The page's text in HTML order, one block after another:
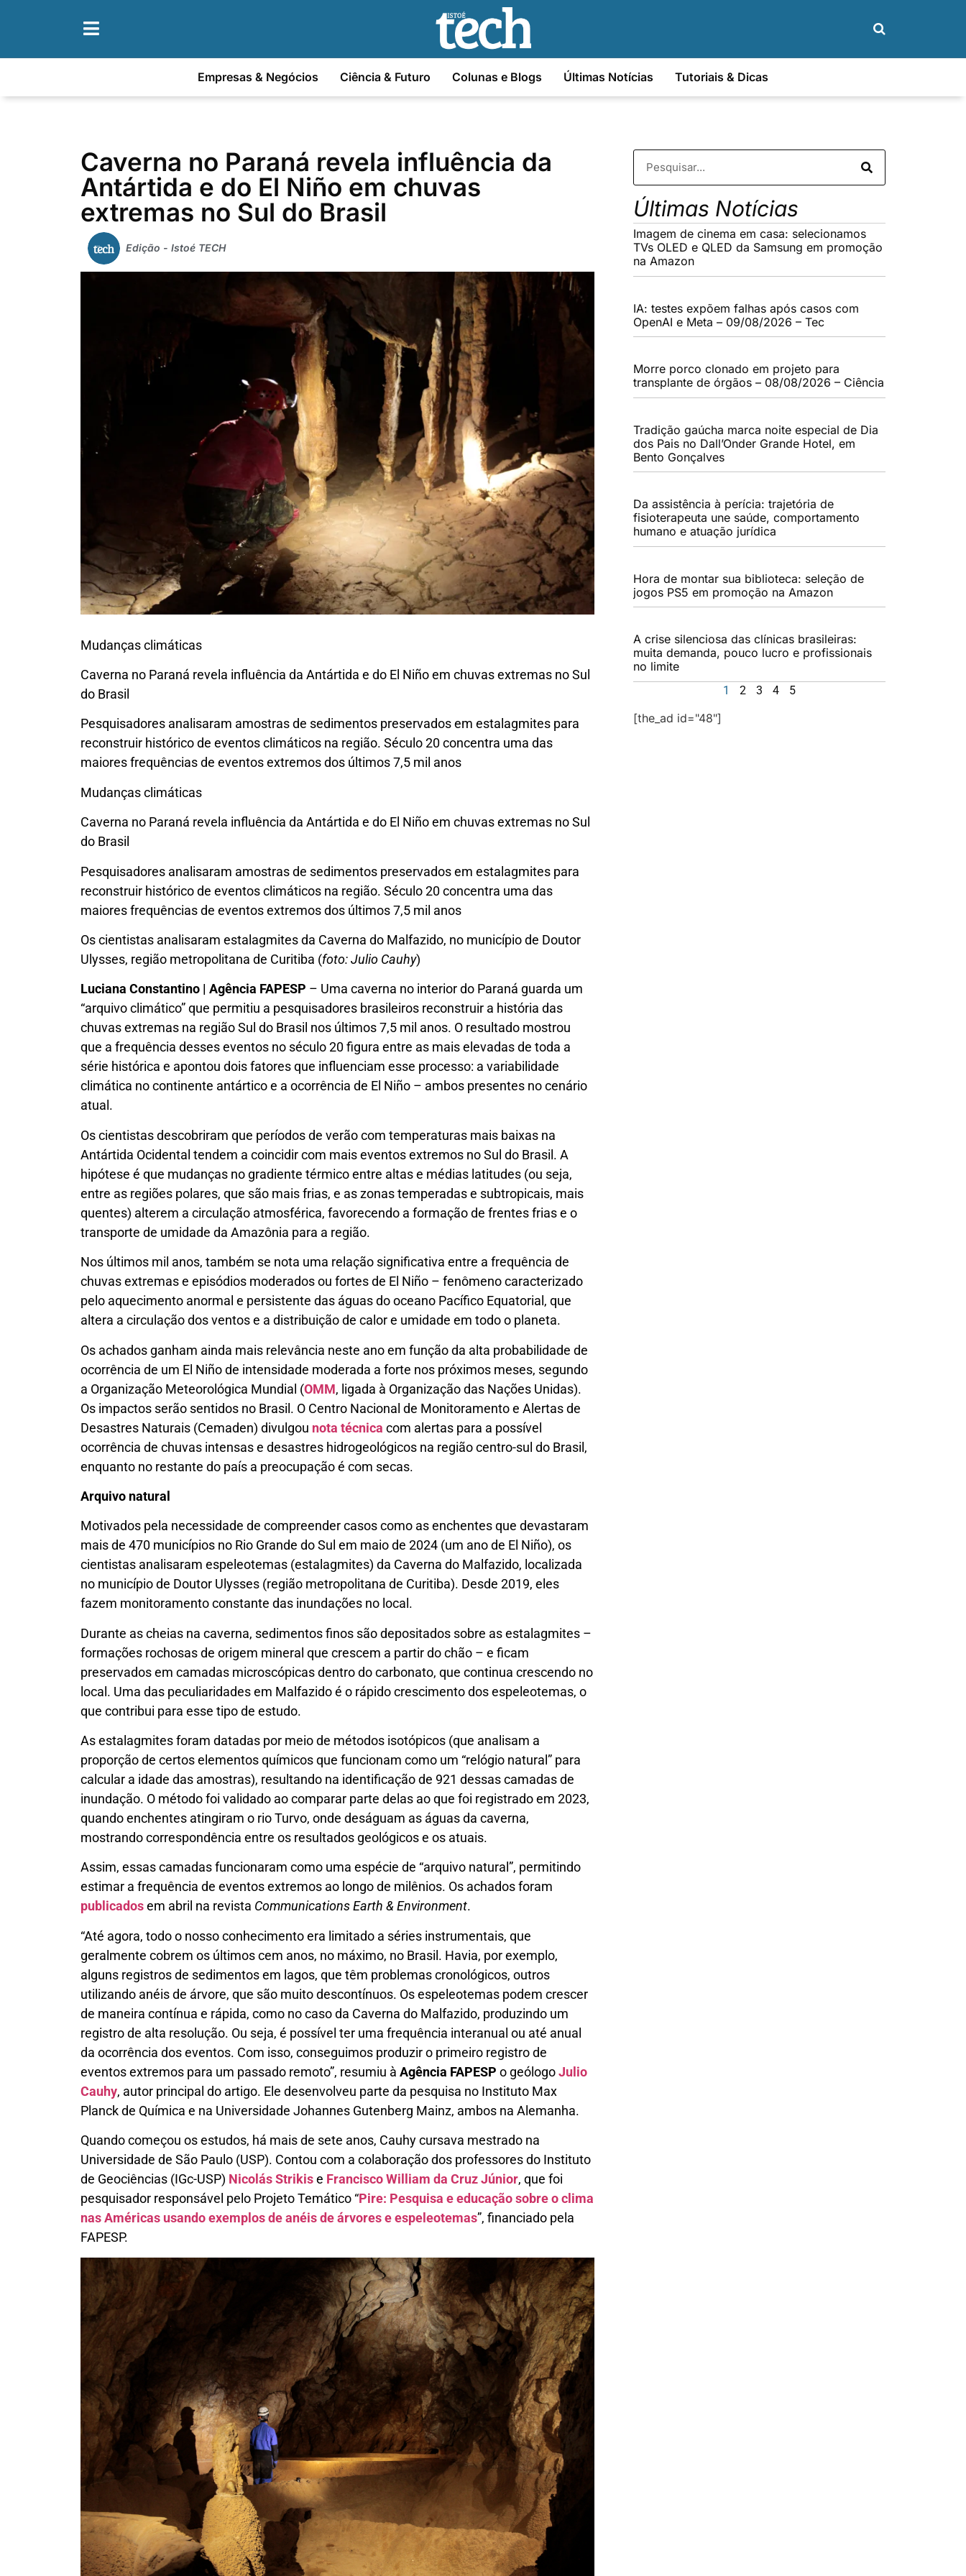
Empresas & Negócios Ciência & Futuro Colunas e Blogs Últimas Notícias Tutoriais & Dicas
Caverna no Paraná revela influência da
Antártida e do El Niño em chuvas
extremas no Sul do Brasil
Edição - Istoé TECH
Mudanças climáticas
Caverna no Paraná revela influência da Antártida e do El Niño em chuvas extremas no Sul
do Brasil
Pesquisadores analisaram amostras de sedimentos preservados em estalagmites para
reconstruir histórico de eventos climáticos na região. Século 20 concentra uma das
maiores frequências de eventos extremos dos últimos 7,5 mil anos
Mudanças climáticas
Caverna no Paraná revela influência da Antártida e do El Niño em chuvas extremas no Sul
do Brasil
Pesquisadores analisaram amostras de sedimentos preservados em estalagmites para
reconstruir histórico de eventos climáticos na região. Século 20 concentra uma das
maiores frequências de eventos extremos dos últimos 7,5 mil anos
Os cientistas analisaram estalagmites da Caverna do Malfazido, no município de Doutor
Ulysses, região metropolitana de Curitiba (foto: Julio Cauhy)
Luciana Constantino | Agência FAPESP – Uma caverna no interior do Paraná guarda um
“arquivo climático” que permitiu a pesquisadores brasileiros reconstruir a história das
chuvas extremas na região Sul do Brasil nos últimos 7,5 mil anos. O resultado mostrou
que a frequência desses eventos no século 20 figura entre as mais elevadas de toda a
série histórica e apontou dois fatores que influenciam esse processo: a variabilidade
climática no continente antártico e a ocorrência de El Niño – ambos presentes no cenário
atual.
Os cientistas descobriram que períodos de verão com temperaturas mais baixas na
Antártida Ocidental tendem a coincidir com mais eventos extremos no Sul do Brasil. A
hipótese é que mudanças no gradiente térmico entre altas e médias latitudes (ou seja,
entre as regiões polares, que são mais frias, e as zonas temperadas e subtropicais, mais
quentes) alterem a circulação atmosférica, favorecendo a formação de frentes frias e o
transporte de umidade da Amazônia para a região.
Nos últimos mil anos, também se nota uma relação significativa entre a frequência de
chuvas extremas e episódios moderados ou fortes de El Niño – fenômeno caracterizado
pelo aquecimento anormal e persistente das águas do oceano Pacífico Equatorial, que
altera a circulação dos ventos e a distribuição de calor e umidade em todo o planeta.
Os achados ganham ainda mais relevância neste ano em função da alta probabilidade de
ocorrência de um El Niño de intensidade moderada a forte nos próximos meses, segundo
a Organização Meteorológica Mundial (OMM, ligada à Organização das Nações Unidas).
Os impactos serão sentidos no Brasil. O Centro Nacional de Monitoramento e Alertas de
Desastres Naturais (Cemaden) divulgou nota técnica com alertas para a possível
ocorrência de chuvas intensas e desastres hidrogeológicos na região centro-sul do Brasil,
enquanto no restante do país a preocupação é com secas.
Arquivo natural
Motivados pela necessidade de compreender casos como as enchentes que devastaram
mais de 470 municípios no Rio Grande do Sul em maio de 2024 (um ano de El Niño), os
cientistas analisaram espeleotemas (estalagmites) da Caverna do Malfazido, localizada
no município de Doutor Ulysses (região metropolitana de Curitiba). Desde 2019, eles
fazem monitoramento constante das inundações no local.
Durante as cheias na caverna, sedimentos finos são depositados sobre as estalagmites –
formações rochosas de origem mineral que crescem a partir do chão – e ficam
preservados em camadas microscópicas dentro do carbonato, que continua crescendo no
local. Uma das peculiaridades em Malfazido é o rápido crescimento dos espeleotemas, o
que contribui para esse tipo de estudo.
As estalagmites foram datadas por meio de métodos isotópicos (que analisam a
proporção de certos elementos químicos que funcionam como um “relógio natural” para
calcular a idade das amostras), resultando na identificação de 921 dessas camadas de
inundação. O método foi validado ao comparar parte delas ao que foi registrado em 2023,
quando enchentes atingiram o rio Turvo, onde deságuam as águas da caverna,
mostrando correspondência entre os resultados geológicos e os atuais.
Assim, essas camadas funcionaram como uma espécie de “arquivo natural”, permitindo
estimar a frequência de eventos extremos ao longo de milênios. Os achados foram
publicadosem abril na revista Communications Earth & Environment.
“Até agora, todo o nosso conhecimento era limitado a séries instrumentais, que
geralmente cobrem os últimos cem anos, no máximo, no Brasil. Havia, por exemplo,
alguns registros de sedimentos em lagos, que têm problemas cronológicos, outros
utilizando anéis de árvore, que são muito descontínuos. Os espeleotemas podem crescer
de maneira contínua e rápida, como no caso da Caverna do Malfazido, produzindo um
registro de alta resolução. Ou seja, é possível ter uma frequência interanual ou até anual
da ocorrência dos eventos. Com isso, conseguimos produzir o primeiro registro de
eventos extremos para um passado remoto”, resumiu à Agência FAPESP o geólogoJulio
Cauhy, autor principal do artigo. Ele desenvolveu parte da pesquisa no Instituto Max
Planck de Química e na Universidade Johannes Gutenberg Mainz, ambos na Alemanha.
Quando começou os estudos, há mais de sete anos, Cauhy cursava mestrado na
Universidade de São Paulo (USP). Contou com a colaboração dos professores do Instituto
de Geociências (IGc-USP) Nicolás Strikise Francisco William da Cruz Júnior, que foi
pesquisador responsável pelo Projeto Temático “Pire: Pesquisa e educação sobre o clima
nas Américas usando exemplos de anéis de árvores e espeleotemas”, financiado pela
FAPESP.
Últimas Notícias
Imagem de cinema em casa: selecionamos
TVs OLED e QLED da Samsung em promoção
na Amazon
IA: testes expõem falhas após casos com
OpenAI e Meta – 09/08/2026 – Tec
Morre porco clonado em projeto para
transplante de órgãos – 08/08/2026 – Ciência
Tradição gaúcha marca noite especial de Dia
dos Pais no Dall’Onder Grande Hotel, em
Bento Gonçalves
Da assistência à perícia: trajetória de
fisioterapeuta une saúde, comportamento
humano e atuação jurídica
Hora de montar sua biblioteca: seleção de
jogos PS5 em promoção na Amazon
A crise silenciosa das clínicas brasileiras:
muita demanda, pouco lucro e profissionais
no limite
1 2 3 4 5
[the_ad id="48"]